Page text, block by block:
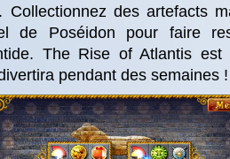
Collectionnez des artefacts
de Poséidon pour faire
The Rise of Atlantis
pendant des semaines